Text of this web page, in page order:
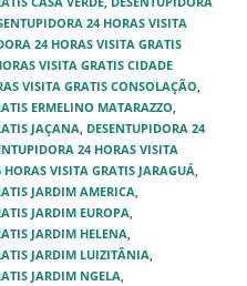
24 HORAS VISITA
24 HORAS VISITA GRATIS
VISITA GRATIS CIDADE
VISITA GRATIS CONSOLAÇÃO,
ERMELINO MATARAZZO‎,
JAÇANA, DESENTUPIDORA 24
24 HORAS VISITA
HORAS VISITA GRATIS JARAGUÁ‎,
JARDIM AMERICA,
JARDIM EUROPA,
JARDIM HELENA‎,
JARDIM LUIZITÂNIA,
JARDIM NGELA‎,